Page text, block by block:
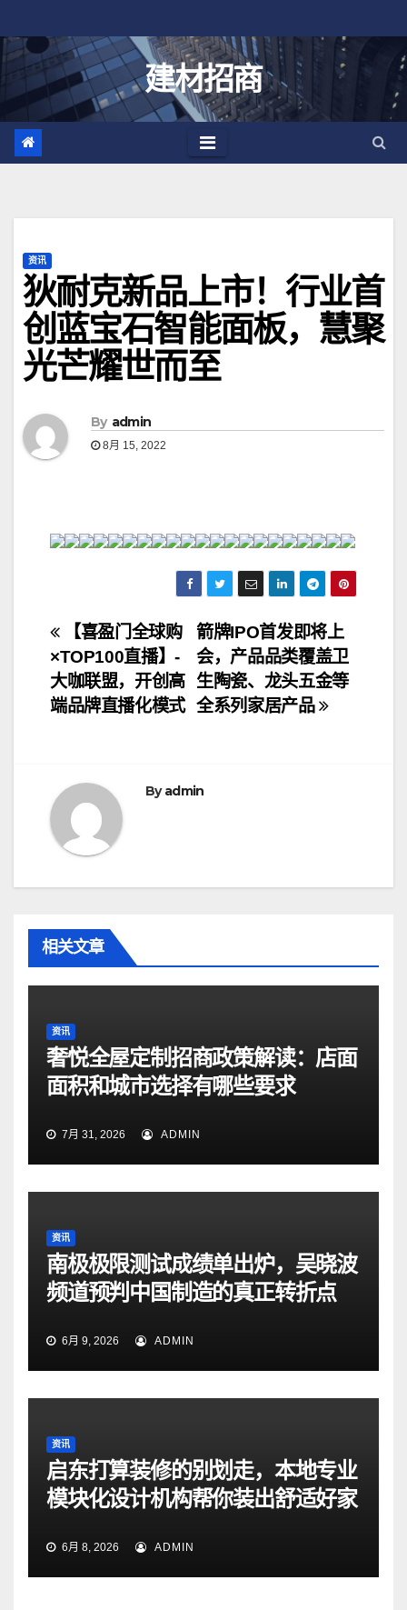
至
建材招商
资讯
狄耐克新品上市！行业首
创蓝宝石智能面板，慧聚
光芒耀世而至
By admin
8月 15, 2022
文
章
导
箭牌IPO首发即将上
会，产品品类覆盖卫
生陶瓷、龙头五金等
全系列家居产品
【喜盈门全球购
×TOP100直播】-
大咖联盟，开创高
端品牌直播化模式
Byadmin
相关文章
资讯
奢悦全屋定制招商政策解读：店面
面积和城市选择有哪些要求
7月 31, 2026 ADMIN
资讯
南极极限测试成绩单出炉，吴晓波
频道预判中国制造的真正转折点
6月 9, 2026 ADMIN
资讯
启东打算装修的别划走，本地专业
模块化设计机构帮你装出舒适好家
6月 8, 2026 ADMIN